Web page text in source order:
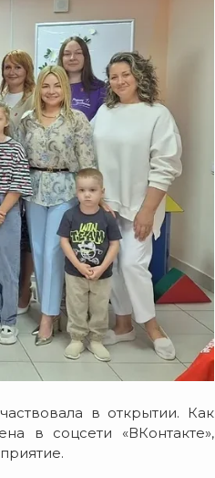
в открытии. Как
в соцсети «ВКонтакте»,